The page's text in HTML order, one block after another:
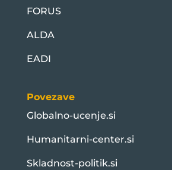
FORUS
ALDA
EADI
Povezave
Globalno-ucenje.si
Humanitarni-center.si
Skladnost-politik.si